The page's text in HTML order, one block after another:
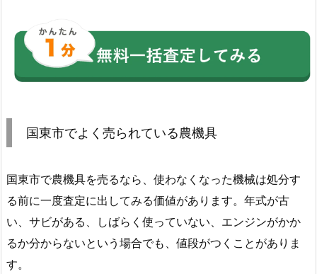
国東市でよく売られている農機具
国東市で農機具を売るなら、使わなくなった機械は処分す
る前に一度査定に出してみる価値があります。年式が古
い、サビがある、しばらく使っていない、エンジンがかか
るか分からないという場合でも、値段がつくことがありま
す。